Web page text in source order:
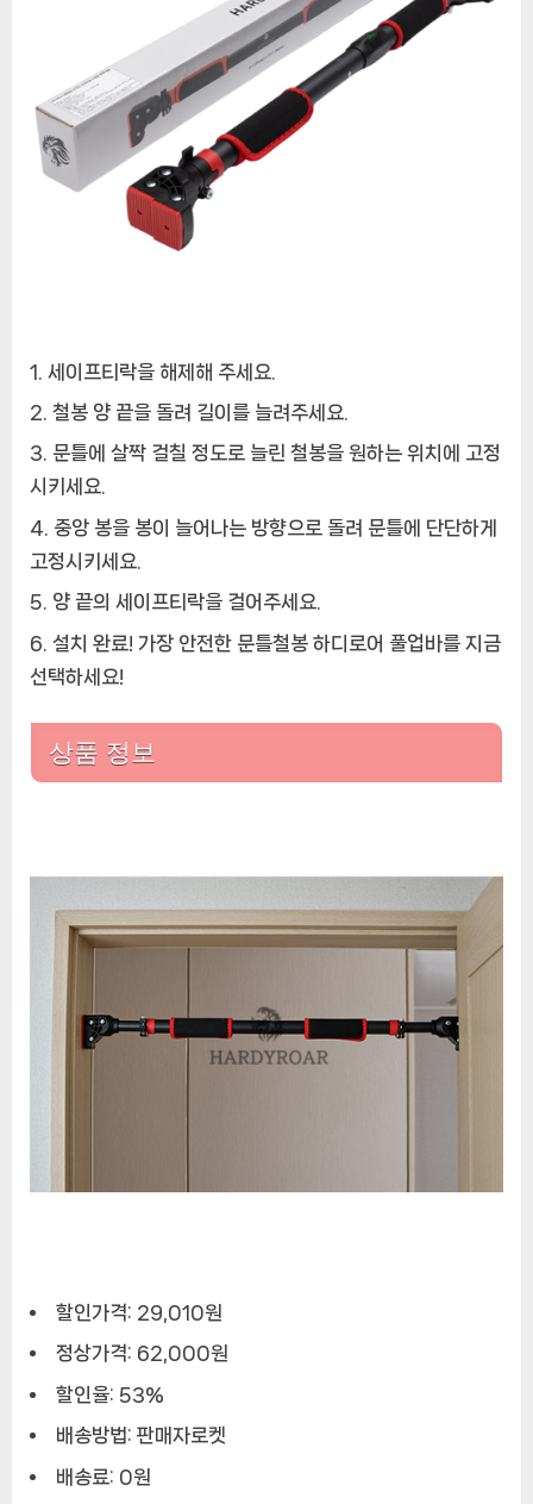
용
문
세이프티락을 해제해 주세요.
철봉 양 끝을 돌려 길이를 늘려주세요.
문틀에 살짝 걸칠 정도로 늘린 철봉을 원하는 위치에 고정
시키세요.
중앙 봉을 봉이 늘어나는 방향으로 돌려 문틀에 단단하게
고정시키세요.
양 끝의 세이프티락을 걸어주세요.
설치 완료! 가장 안전한 문틀철봉 하디로어 풀업바를 지금
선택하세요!
상품 정보
할인가격: 29,010원
정상가격: 62,000원
할인율: 53%
배송방법: 판매자로켓
배송료: 0원